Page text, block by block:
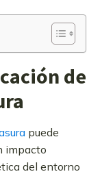
de
puede
impacto
del entorno